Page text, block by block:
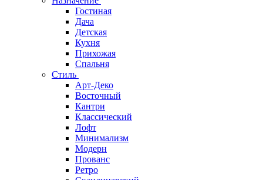
Гостиная
Дача
Детская
Кухня
Прихожая
Спальня
Стиль
Арт-Деко
Восточный
Кантри
Классический
Лофт
Минимализм
Модерн
Прованс
Ретро